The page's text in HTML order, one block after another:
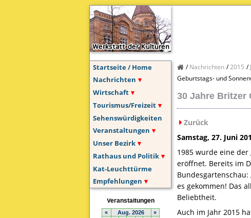
Startseite / Home
Nachrichten
Wirtschaft
Tourismus/Freizeit
Sehenswürdigkeiten
Veranstaltungen
Unser Bezirk
Rathaus und Politik
Kat-Leuchttürme
Empfehlungen
Nachrichten 2015
Geburtstags- und
30 Jahre Britzer
Zurück
Samstag, 27. Juni
1985 wurde eine
eröffnet. Bereits im
es gekommen! Das
Beliebtheit.
Auch im Jahr 2015